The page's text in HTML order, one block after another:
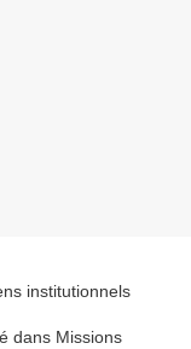
institutionnels
dans Missions